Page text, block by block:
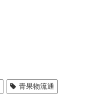
青果物流通